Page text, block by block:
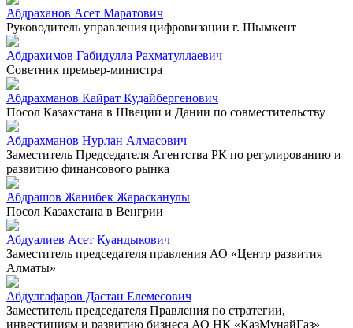
Абдраханов Асет Маратович
Руководитель управления цифровизации г. Шымкент
Абдрахимов Габидулла Рахматуллаевич
Советник премьер-министра
Абдрахманов Кайрат Кудайбергенович
Посол Казахстана в Швеции и Дании по совместительству
Абдрахманов Нурлан Алмасович
Заместитель Председателя Агентства РК по регулированию и
развитию финансового рынка
Абдрашов Жанибек Жарасканулы
Посол Казахстана в Венгрии
Абдуалиев Асет Куандыкович
Заместитель председателя правления АО «Центр развития
Алматы»
Абдулгафаров Дастан Елемесович
Заместитель председателя Правления по стратегии,
инвестициям и развитию бизнеса АО НК «КазМунайГаз»